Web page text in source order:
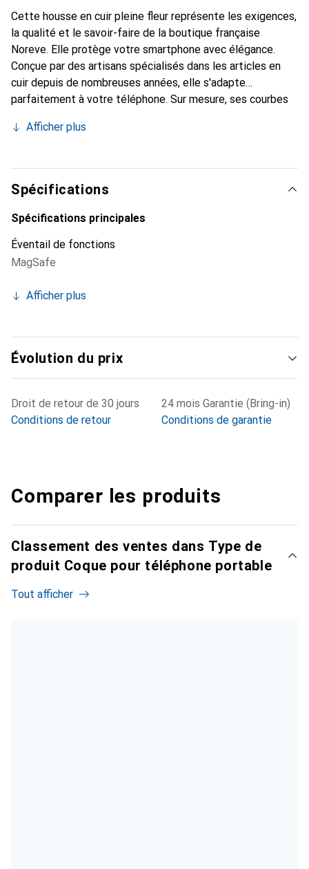
Cette housse en cuir pleine fleur représente les exigences,
la qualité et le savoir-faire de la boutique française
Noreve. Elle protège votre smartphone avec élégance.
Conçue par des artisans spécialisés dans les articles en
cuir depuis de nombreuses années, elle s'adapte
parfaitement à votre téléphone. Sur mesure, ses courbes
devient l'accessoire chic et indispensable de votre
internationalement pour ses produits de haute qualité et
constitue un choix sûr pour une clientèle exigeante.
Afficher plus
Spécifications
Spécifications principales
Éventail de fonctions
MagSafe
Afficher plus
Évolution du prix
Droit de retour de 30 jours
Conditions de retour
24 mois Garantie (Bring-in)
Conditions de garantie
Comparer les produits
Classement des ventes dans Type de
produit Coque pour téléphone portable
Tout afficher